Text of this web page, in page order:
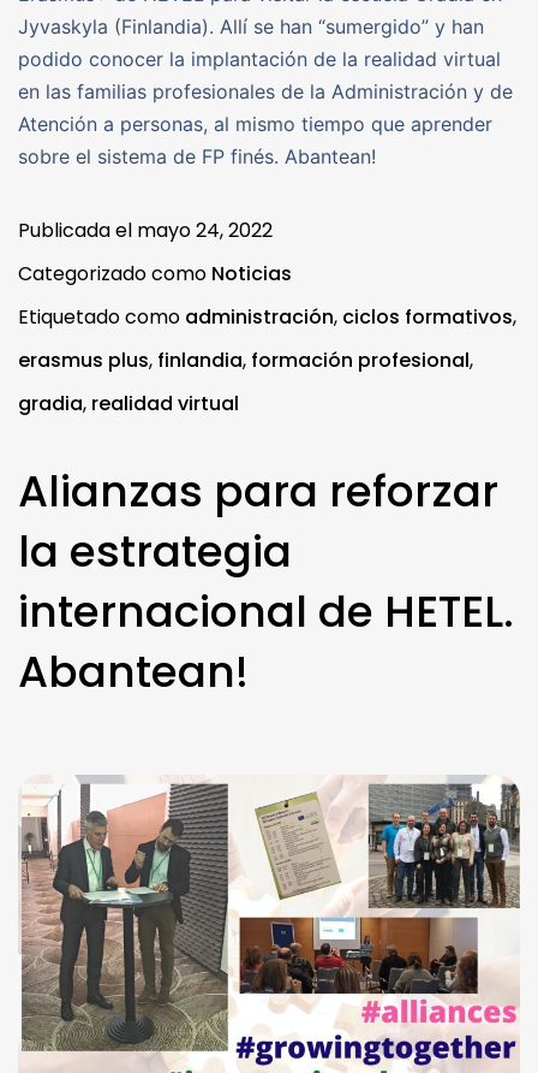
Jyvaskyla (Finlandia). Allí se han “sumergido” y han
podido conocer la implantación de la realidad virtual
en las familias profesionales de la Administración y de
Atención a personas, al mismo tiempo que aprender
sobre el sistema de FP finés. Abantean!
Publicada el mayo 24, 2022
Categorizado como Noticias
Etiquetado como administración, ciclos formativos,
erasmus plus, finlandia, formación profesional,
gradia, realidad virtual
Alianzas para reforzar
la estrategia
internacional de HETEL.
Abantean!